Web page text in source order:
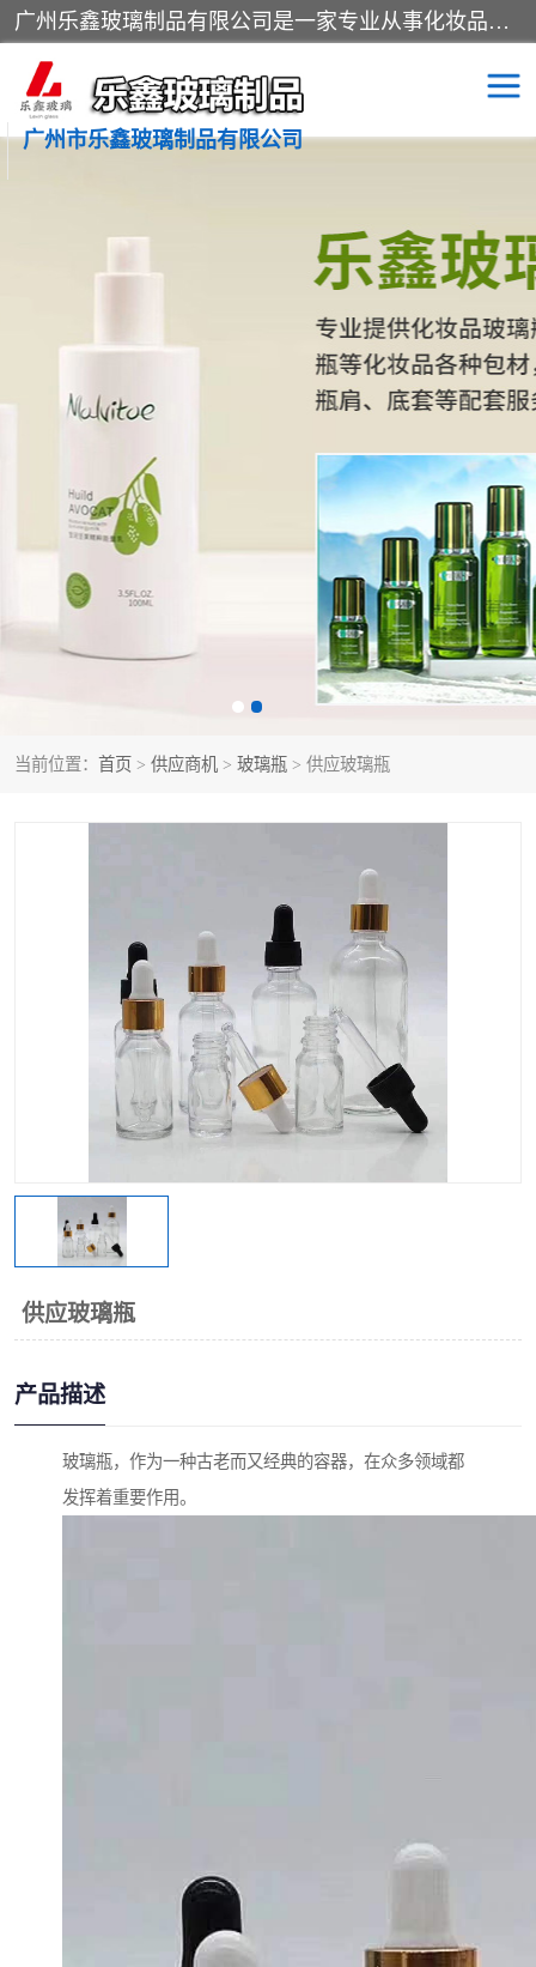
广州乐鑫玻璃制品有限公司是一家专业从事化妆品瓶子、化妆品玻璃瓶子、膏霜瓶、化妆品玻璃瓶等产品的集开发研制、生产、销售于一体的实业型玻璃制品生产企业。产品从设计、开模、试样、生产、蒙砂、抛光、喷涂、高低温单色及多色印刷，烫金（银）到交货实现一条龙服务。
广州市乐鑫玻璃制品有限公司
当前位置： 首页 > 供应商机 > 玻璃瓶 > 供应玻璃瓶
供应玻璃瓶
产品描述
玻璃瓶，作为一种古老而又经典的容器，在众多领域都
发挥着重要作用。
化妆品包装瓶 香水包装瓶
化妆品玻璃瓶
玻璃瓶
拉管瓶